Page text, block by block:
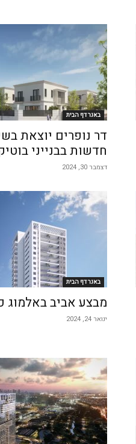
באנר דף הבית
דר נופרים יוצאת
חדשות בבנייני
דצמבר 30, 2024
באנר דף הבית
מבצע אביב באלמוג
ינואר 24, 2024